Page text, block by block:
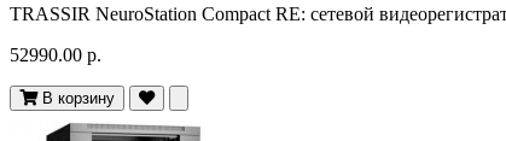
TRASSIR NeuroStation Compact RE: сетевой
52990.00 р.
В корзину